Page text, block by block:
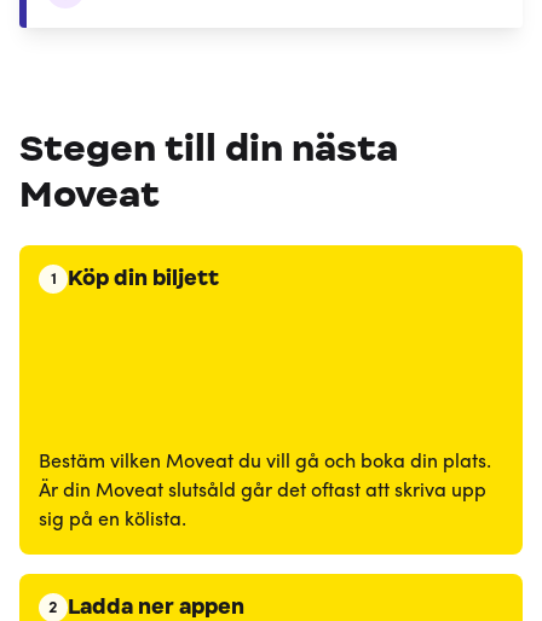
Stegen till din nästa
Moveat
1 Köp din biljett
Bestäm vilken Moveat du vill gå och boka din plats.
Är din Moveat slutsåld går det oftast att skriva upp
sig på en kölista.
2 Ladda ner appen